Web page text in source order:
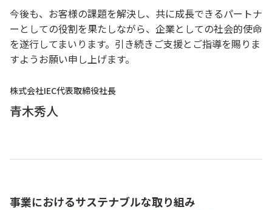
今後も、お客様の課題を解決し、共に成長できるパートナ
ーとしての役割を果たしながら、企業としての社会的使命
を遂行してまいります。引き続きご支援とご指導を賜りま
すようお願い申し上げます。
株式会社IEC代表取締役社長
青木秀人
事業におけるサステナブルな取り組み